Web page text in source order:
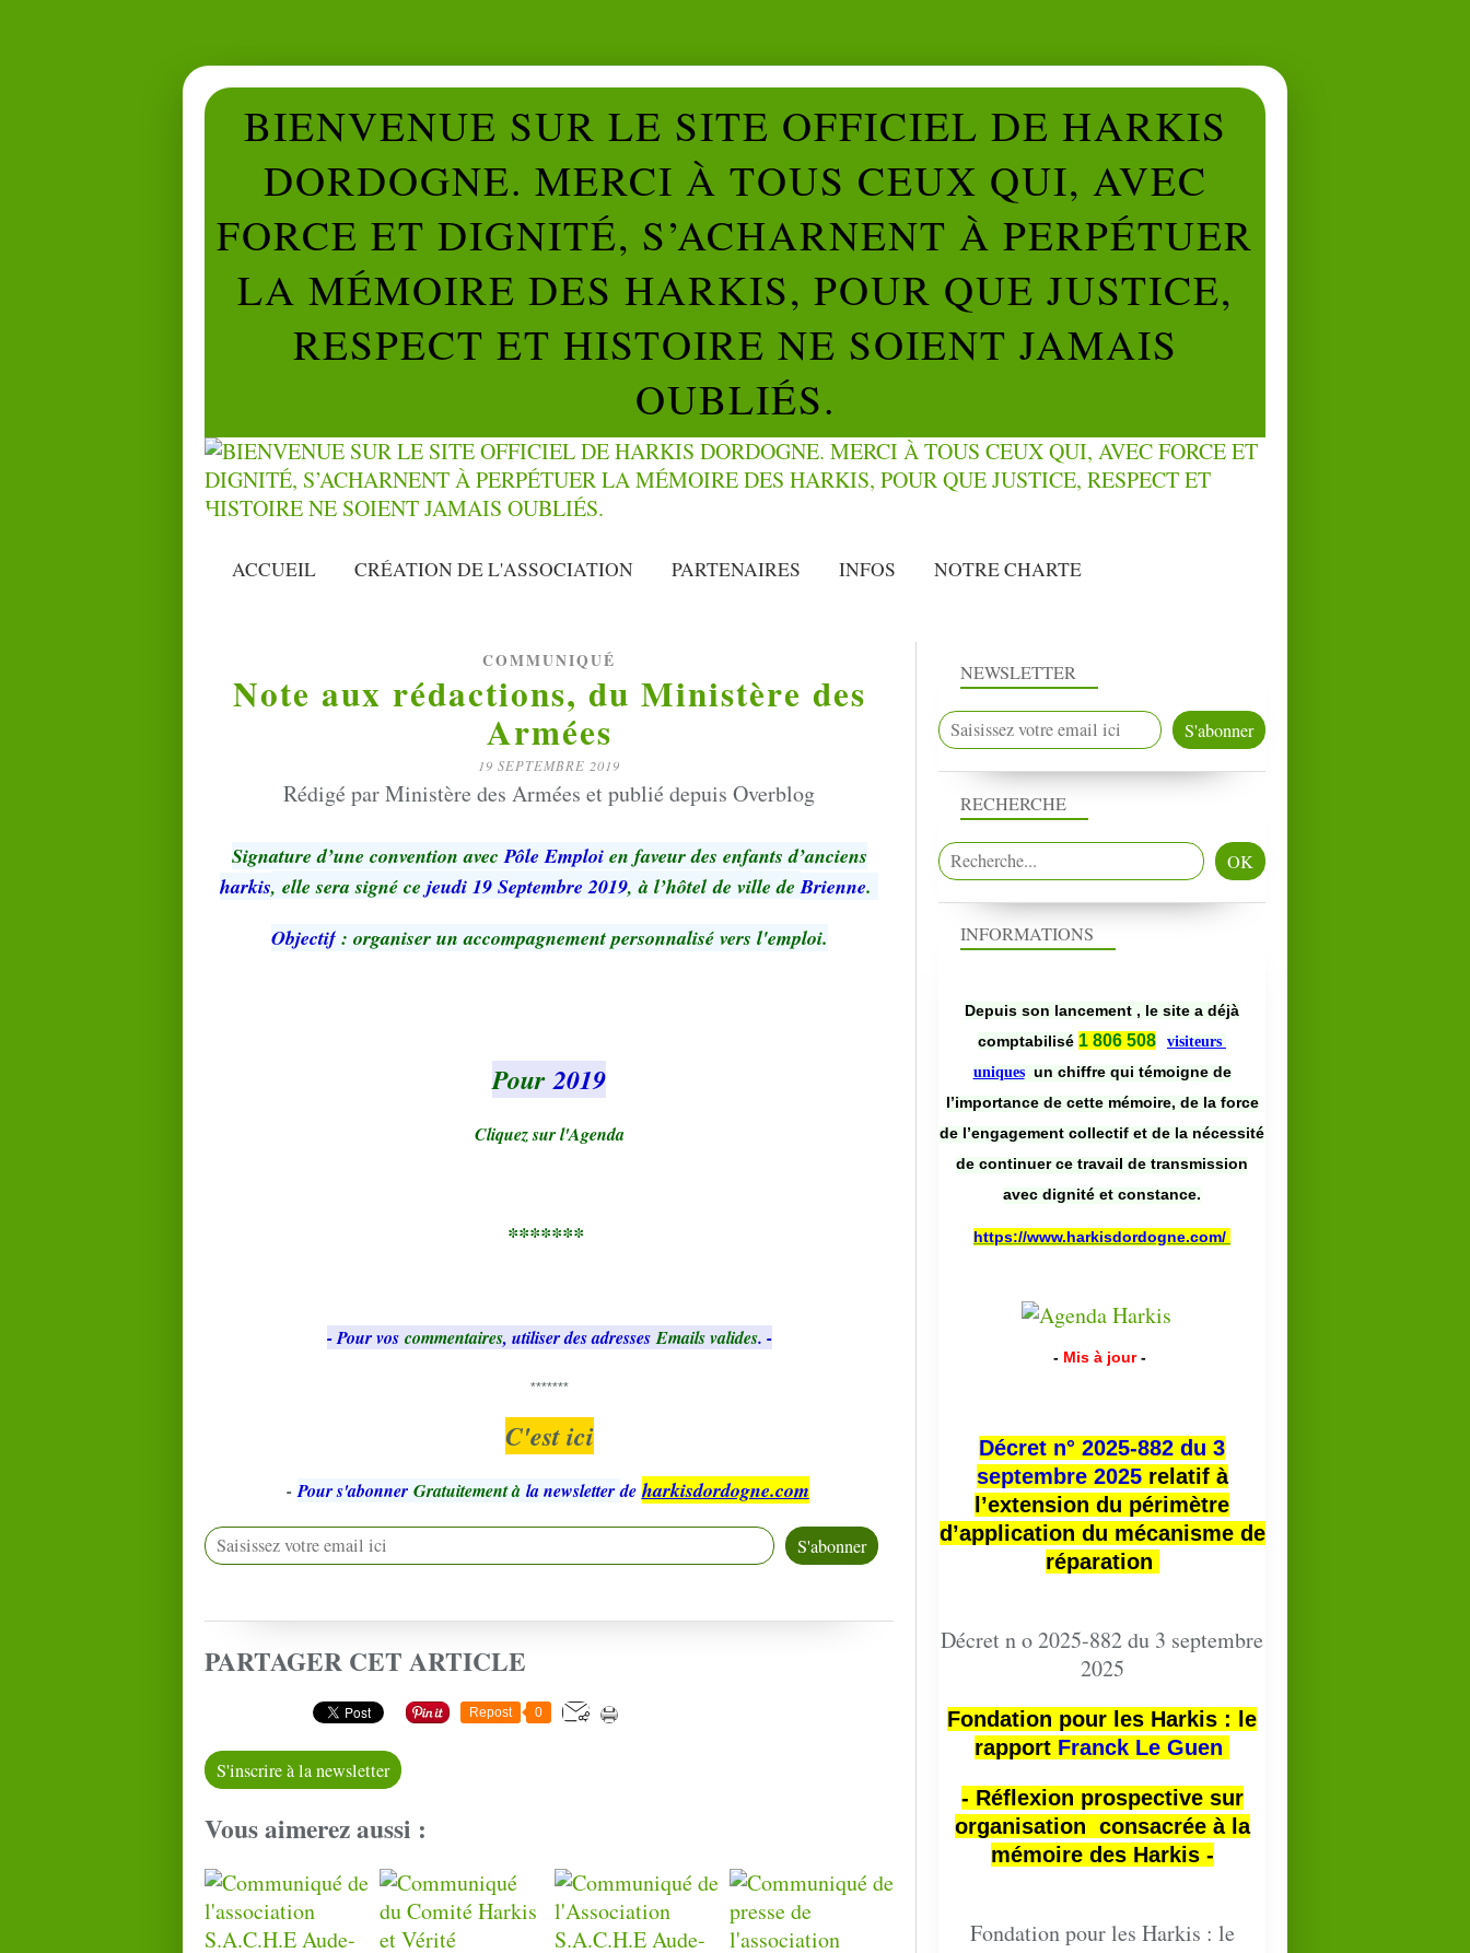
BIENVENUE SUR LE SITE OFFICIEL DE HARKIS
DORDOGNE. MERCI À TOUS CEUX QUI, AVEC
FORCE ET DIGNITÉ, S’ACHARNENT À PERPÉTUER
LA MÉMOIRE DES HARKIS, POUR QUE JUSTICE,
RESPECT ET HISTOIRE NE SOIENT JAMAIS
OUBLIÉS.
ACCUEIL CRÉATION DE L'ASSOCIATION PARTENAIRES INFOS NOTRE CHARTE
COMMUNIQUÉ
Note aux rédactions, du Ministère des
Armées
19 SEPTEMBRE 2019
Rédigé par Ministère des Armées et publié depuis Overblog
Signature d’une convention avecPôle Emploien faveur des enfants d’anciens
harkis, elle sera signé ce jeudi 19 Septembre 2019, à l’hôtel de ville deBrienne.
Objectif: organiser un accompagnement personnalisé vers l'emploi.
Pour2019
Cliquez sur l'Agenda
*******
- Pour vos commentaires, utiliser des adresses Emails valides. -
*******
C'est ici
- Pour s'abonner Gratuitement à la newsletter de harkisdordogne.com
PARTAGER CET ARTICLE
Repost 0
S'inscrire à la newsletter
Vous aimerez aussi :
NEWSLETTER
RECHERCHE
INFORMATIONS
Depuis son lancement , le site a déjà
comptabilisé 1 806 508
visiteurs
uniques un chiffre qui témoigne de
l’importance de cette mémoire, de la force
de l’engagement collectif et de la nécessité
de continuer ce travail de transmission
avec dignité et constance.
https://www.harkisdordogne.com/
- Mis à jour -
Décret n° 2025-882 du 3
septembre 2025relatif à
l’extension du périmètre
d’application du mécanisme de
réparation
Décret n o 2025-882 du 3 septembre
2025
Fondation pour les Harkis : le
rapport Franck Le Guen
- Réflexion prospective sur
organisation consacrée à la
mémoire des Harkis -
Fondation pour les Harkis : le